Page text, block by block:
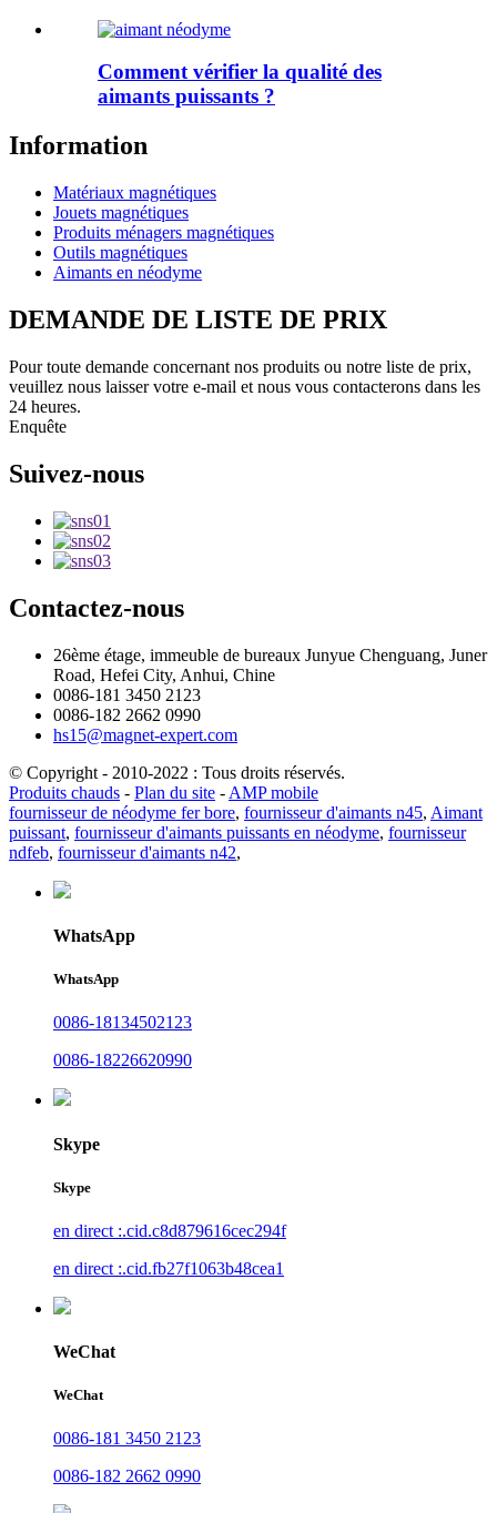
Comment vérifier la qualité des
aimants puissants ?
Information
Matériaux magnétiques
Jouets magnétiques
Produits ménagers magnétiques
Outils magnétiques
Aimants en néodyme
DEMANDE DE LISTE DE PRIX
Pour toute demande concernant nos produits ou notre liste de prix,
veuillez nous laisser votre e-mail et nous vous contacterons dans les
24 heures.
Enquête
Suivez-nous
Contactez-nous
26ème étage, immeuble de bureaux Junyue Chenguang, Juner
Road, Hefei City, Anhui, Chine
0086-181 3450 2123
0086-182 2662 0990
hs15@magnet-expert.com
© Copyright - 2010-2022 : Tous droits réservés.
Produits chauds - Plan du site - AMP mobile
fournisseur de néodyme fer bore, fournisseur d'aimants n45, Aimant
puissant, fournisseur d'aimants puissants en néodyme, fournisseur
ndfeb, fournisseur d'aimants n42,
WhatsApp
WhatsApp
0086-18134502123
0086-18226620990
Skype
Skype
en direct :.cid.c8d879616cec294f
en direct :.cid.fb27f1063b48cea1
WeChat
WeChat
0086-181 3450 2123
0086-182 2662 0990